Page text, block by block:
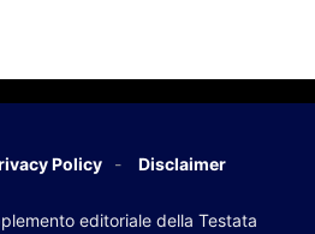
Policy Disclaimer
editoriale della Testata